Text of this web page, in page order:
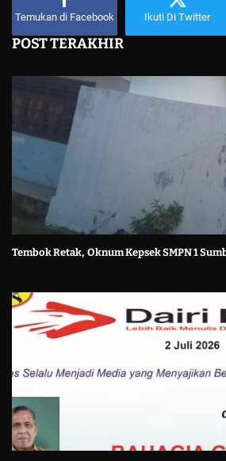
Temukan di Facebook Ikuti Di Twitter
POST TERAKHIR
Tembok Retak, Oknum Kepsek SMPN 1